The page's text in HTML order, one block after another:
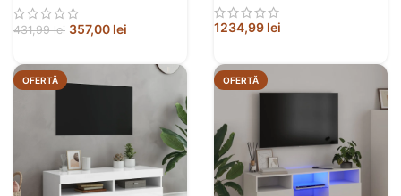
431,99lei 357,00 lei 1234,99 lei
OFERTĂ OFERTĂ